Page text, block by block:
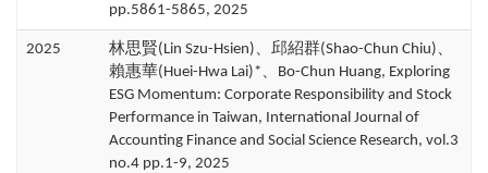
pp.5861-5865, 2025
2025
林思賢(Lin Szu-Hsien)、邱紹群(Shao-Chun Chiu)、
賴惠華(Huei-Hwa Lai)*、Bo-Chun Huang, Exploring
ESG Momentum: Corporate Responsibility and Stock
Performance in Taiwan, International Journal of
Accounting Finance and Social Science Research, vol.3
no.4 pp.1-9, 2025